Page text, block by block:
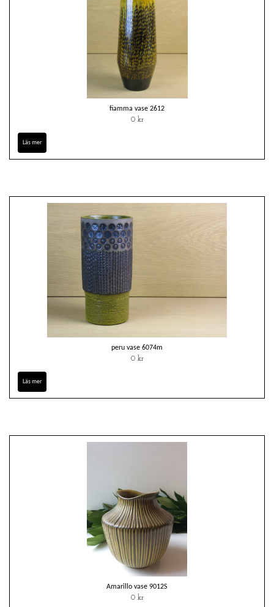
fiamma vase 2612
0 kr
Läs mer
peru vase 6074m
0 kr
Läs mer
Amarillo vase 9012S
0 kr